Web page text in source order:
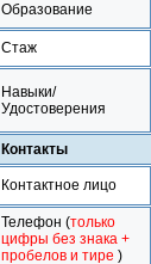
Образование
Стаж
Навыки/
Удостоверения
Контакты
Контактное лицо
Телефон (только
цифры без знака +
пробелов и тире )